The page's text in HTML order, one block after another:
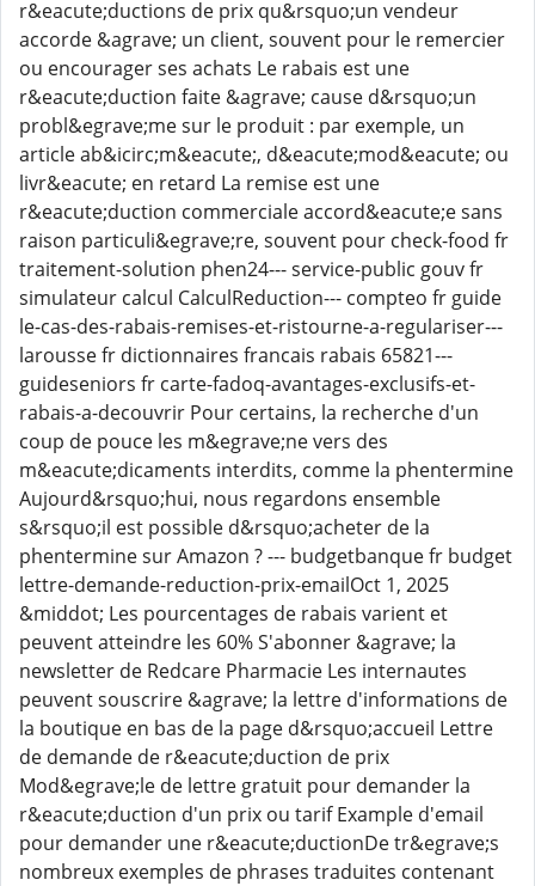
r&eacute;ductions de prix qu&rsquo;un vendeur
accorde &agrave; un client, souvent pour le remercier
ou encourager ses achats Le rabais est une
r&eacute;duction faite &agrave; cause d&rsquo;un
probl&egrave;me sur le produit : par exemple, un
article ab&icirc;m&eacute;, d&eacute;mod&eacute; ou
livr&eacute; en retard La remise est une
r&eacute;duction commerciale accord&eacute;e sans
raison particuli&egrave;re, souvent pour check-food fr
traitement-solution phen24--- service-public gouv fr
simulateur calcul CalculReduction--- compteo fr guide
le-cas-des-rabais-remises-et-ristourne-a-regulariser---
larousse fr dictionnaires francais rabais 65821---
guideseniors fr carte-fadoq-avantages-exclusifs-et-
rabais-a-decouvrir Pour certains, la recherche d'un
coup de pouce les m&egrave;ne vers des
m&eacute;dicaments interdits, comme la phentermine
Aujourd&rsquo;hui, nous regardons ensemble
s&rsquo;il est possible d&rsquo;acheter de la
phentermine sur Amazon ? --- budgetbanque fr budget
lettre-demande-reduction-prix-emailOct 1, 2025
&middot; Les pourcentages de rabais varient et
peuvent atteindre les 60% S'abonner &agrave; la
newsletter de Redcare Pharmacie Les internautes
peuvent souscrire &agrave; la lettre d'informations de
la boutique en bas de la page d&rsquo;accueil Lettre
de demande de r&eacute;duction de prix
Mod&egrave;le de lettre gratuit pour demander la
r&eacute;duction d'un prix ou tarif Example d'email
pour demander une r&eacute;ductionDe tr&egrave;s
nombreux exemples de phrases traduites contenant